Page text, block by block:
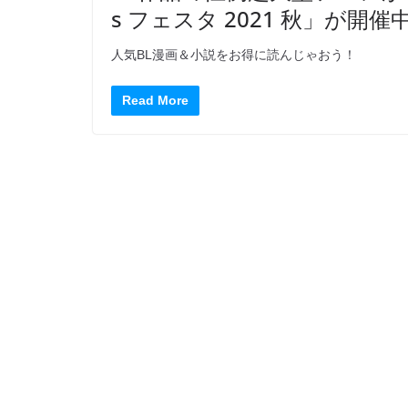
s フェスタ 2021 秋」が開催
人気BL漫画＆小説をお得に読んじゃおう！
Read More